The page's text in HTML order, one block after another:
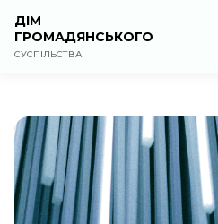
ДІМ
ГРОМАДЯНСЬКОГО
СУСПІЛЬСТВА